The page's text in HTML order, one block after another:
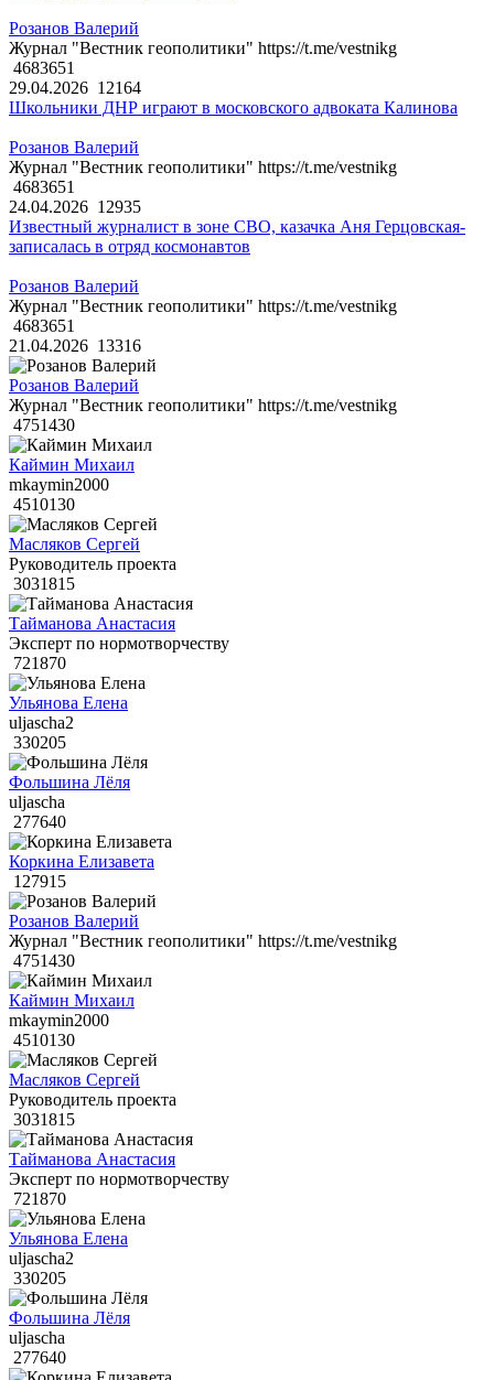
Розанов Валерий
Журнал "Вестник геополитики" https://t.me/vestnikg
4683651
29.04.2026 12164
Школьники ДНР играют в московского адвоката Калинова
Розанов Валерий
Журнал "Вестник геополитики" https://t.me/vestnikg
4683651
24.04.2026 12935
Известный журналист в зоне СВО, казачка Аня Герцовская-
записалась в отряд космонавтов
Розанов Валерий
Журнал "Вестник геополитики" https://t.me/vestnikg
4683651
21.04.2026 13316
Розанов Валерий
Журнал "Вестник геополитики" https://t.me/vestnikg
4751430
Каймин Михаил
mkaymin2000
4510130
Масляков Сергей
Руководитель проекта
3031815
Тайманова Анастасия
Эксперт по нормотворчеству
721870
Ульянова Елена
uljascha2
330205
Фольшина Лёля
uljascha
277640
Коркина Елизавета
127915
Розанов Валерий
Журнал "Вестник геополитики" https://t.me/vestnikg
4751430
Каймин Михаил
mkaymin2000
4510130
Масляков Сергей
Руководитель проекта
3031815
Тайманова Анастасия
Эксперт по нормотворчеству
721870
Ульянова Елена
uljascha2
330205
Фольшина Лёля
uljascha
277640